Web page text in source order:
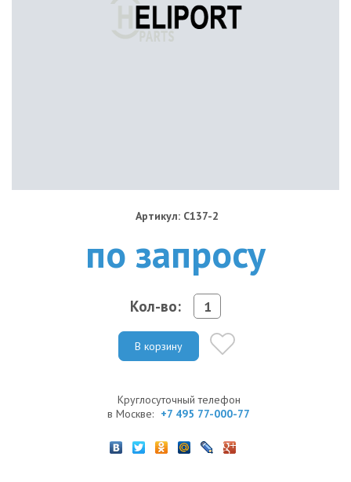
Артикул: C137-2
по запросу
Кол-во:
В корзину
Круглосуточный телефон
в Москве: +7 495 77-000-77